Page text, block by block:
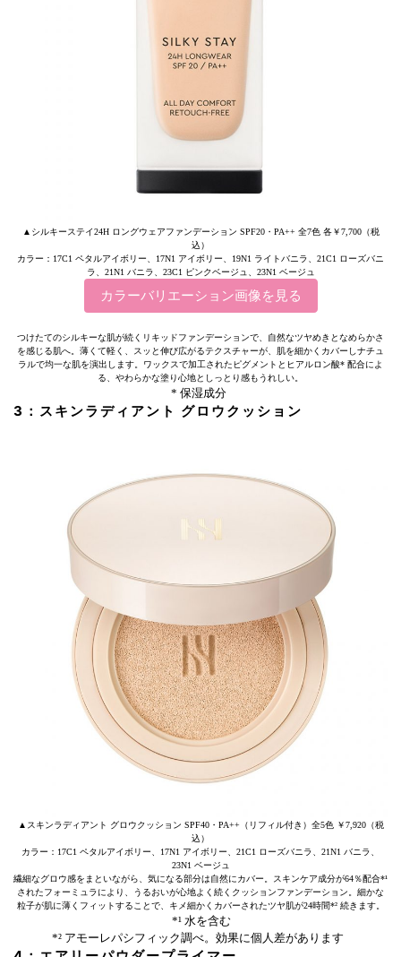
▲シルキーステイ24H ロングウェアファンデーション SPF20・PA++ 全7色 各￥7,700（税
込）
カラー：17C1 ペタルアイボリー、17N1 アイボリー、19N1 ライトバニラ、21C1 ローズバニ
ラ、21N1 バニラ、23C1 ピンクベージュ、23N1 ベージュ
カラーバリエーション画像を見る
つけたてのシルキーな肌が続くリキッドファンデーションで、自然なツヤめきとなめらかさ
を感じる肌へ。薄くて軽く、スッと伸び広がるテクスチャーが、肌を細かくカバーしナチュ
ラルで均一な肌を演出します。ワックスで加工されたピグメントとヒアルロン酸* 配合によ
る、やわらかな塗り心地としっとり感もうれしい。
* 保湿成分
3：スキンラディアント グロウクッション
▲スキンラディアント グロウクッション SPF40・PA++（リフィル付き）全5色 ￥7,920（税
込）
カラー：17C1 ペタルアイボリー、17N1 アイボリー、21C1 ローズバニラ、21N1 バニラ、
23N1 ベージュ
繊細なグロウ感をまといながら、気になる部分は自然にカバー。スキンケア成分が64％配合*¹
されたフォーミュラにより、うるおいが心地よく続くクッションファンデーション。細かな
粒子が肌に薄くフィットすることで、キメ細かくカバーされたツヤ肌が24時間*² 続きます。
*¹ 水を含む
*² アモーレパシフィック調べ。効果に個人差があります